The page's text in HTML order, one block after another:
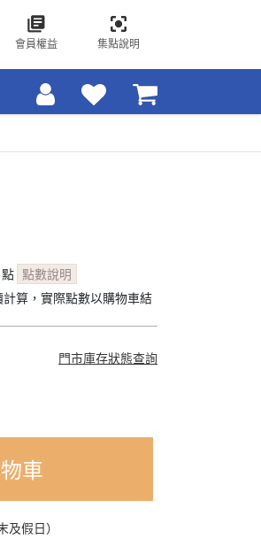
會員權益 集點說明
點 點數說明
算，實際點數以購物車結
門市庫存狀態查詢
車
假日）